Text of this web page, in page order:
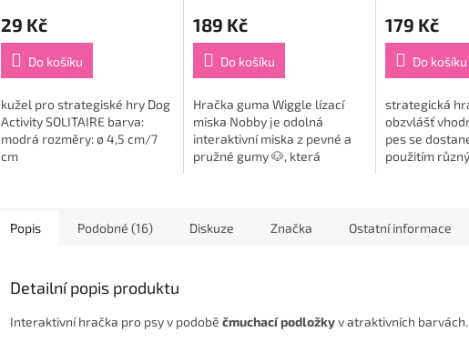
29 Kč
Do košíku
kužel pro strategiské hry Dog
Activity SOLITAIRE barva:
modrá rozměry: ø 4,5 cm/7
cm
189 Kč
Do košíku
Hračka guma Wiggle lízací
miska Nobby je odolná
interaktivní miska z pevné a
pružné gumy 🐶, která
179 Kč
Do košíku
strategická
obzvlášť
pes se
použitím
Popis Podobné (16) Diskuze Značka Ostatní informace
Detailní popis produktu
Interaktivní hračka pro psy v podobě čmuchací podložkyv atraktivních barvách.